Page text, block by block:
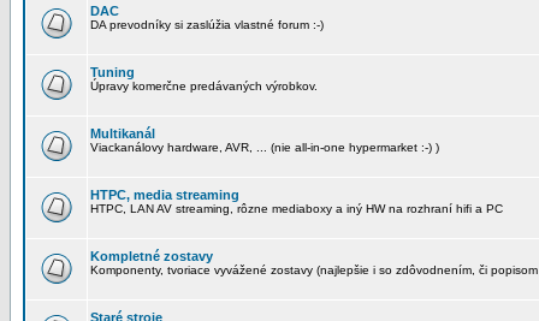
DAC
DA prevodníky si zaslúžia vlastné forum :-)
Tuning
Úpravy komerčne predávaných výrobkov.
Multikanál
Viackanálovy hardware, AVR, ... (nie all-in-one hypermarket :-) )
HTPC, media streaming
HTPC, LAN AV streaming, rôzne mediaboxy a iný HW na rozhraní hifi a PC
Kompletné zostavy
Komponenty, tvoriace vyvážené zostavy (najlepšie i so zdôvodnením, či
Staré stroje